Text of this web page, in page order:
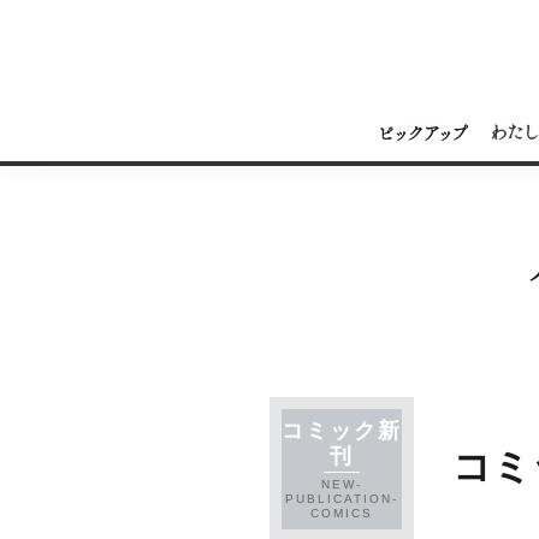
コミック新
刊
NEW-
PUBLICATION-
COMICS
コ